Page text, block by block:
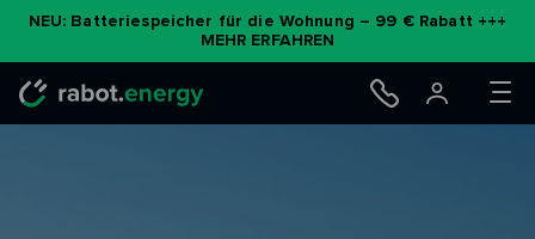
NEU: Batteriespeicher für die Wohnung – 99 € Rabatt +++
MEHR ERFAHREN